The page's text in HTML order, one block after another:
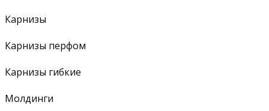
Карнизы
Карнизы перфом
Карнизы гибкие
Молдинги